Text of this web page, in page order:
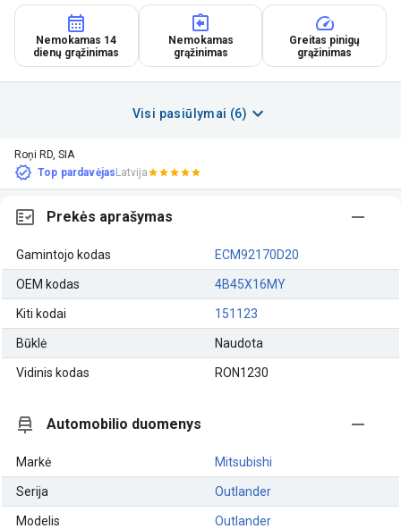
Nemokamas 14
dienų grąžinimas
Nemokamas
grąžinimas
Greitas pinigų
grąžinimas
Visi pasiūlymai (6)
Roņi RD, SIA
Top pardavėjasLatvija
Prekės aprašymas
Gamintojo kodas ECM92170D20
OEM kodas 4B45X16MY
Kiti kodai 151123
Būklė Naudota
Vidinis kodas RON1230
Automobilio duomenys
Markė Mitsubishi
Serija Outlander
Modelis Outlander